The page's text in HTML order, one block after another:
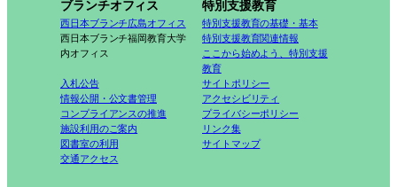
ブランチオフィス
西日本ブランチ広島オフィス
西日本ブランチ福岡教育大学
内オフィス
特別支援教育
特別支援教育の基礎・基本
特別支援教育関連情報
ここから始めよう、特別支援
教育
入札公告
情報公開・公文書管理
コンプライアンスの推進
施設利用のご案内
図書室の利用
交通アクセス
サイトポリシー
アクセシビリティ
プライバシーポリシー
リンク集
サイトマップ